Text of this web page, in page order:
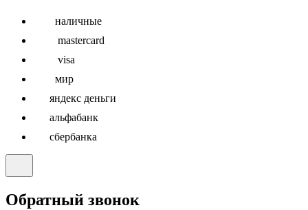
наличные
mastercard
visa
мир
яндекс деньги
альфабанк
сбербанка
Обратный звонок